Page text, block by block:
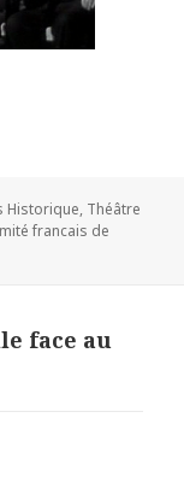
Historique, Théâtre
francais de
face au